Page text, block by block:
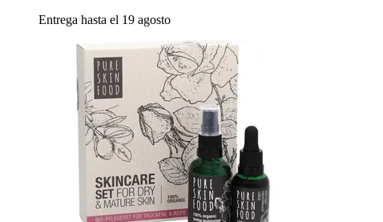
Entrega hasta el 19 agosto